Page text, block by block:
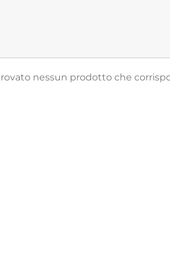
nessun prodotto che